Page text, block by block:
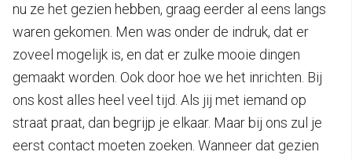
nu ze het gezien hebben, graag eerder al eens langs
waren gekomen. Men was onder de indruk, dat er
zoveel mogelijk is, en dat er zulke mooie dingen
gemaakt worden. Ook door hoe we het inrichten. Bij
ons kost alles heel veel tijd. Als jij met iemand op
straat praat, dan begrijp je elkaar. Maar bij ons zul je
eerst contact moeten zoeken. Wanneer dat gezien